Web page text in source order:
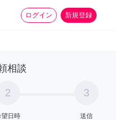
ログイン 新規登録
家事 more_horiz
相談
2
望日時
3
送信